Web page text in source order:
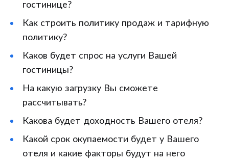
гостинице?
Как строить политику продаж и тарифную
политику?
Каков будет спрос на услуги Вашей
гостиницы?
На какую загрузку Вы сможете
рассчитывать?
Какова будет доходность Вашего отеля?
Какой срок окупаемости будет у Вашего
отеля и какие факторы будут на него